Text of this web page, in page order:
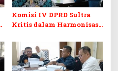
Komisi IV DPRD Sultra
Kritis dalam Harmonisasi
Perubahan APBD 2026